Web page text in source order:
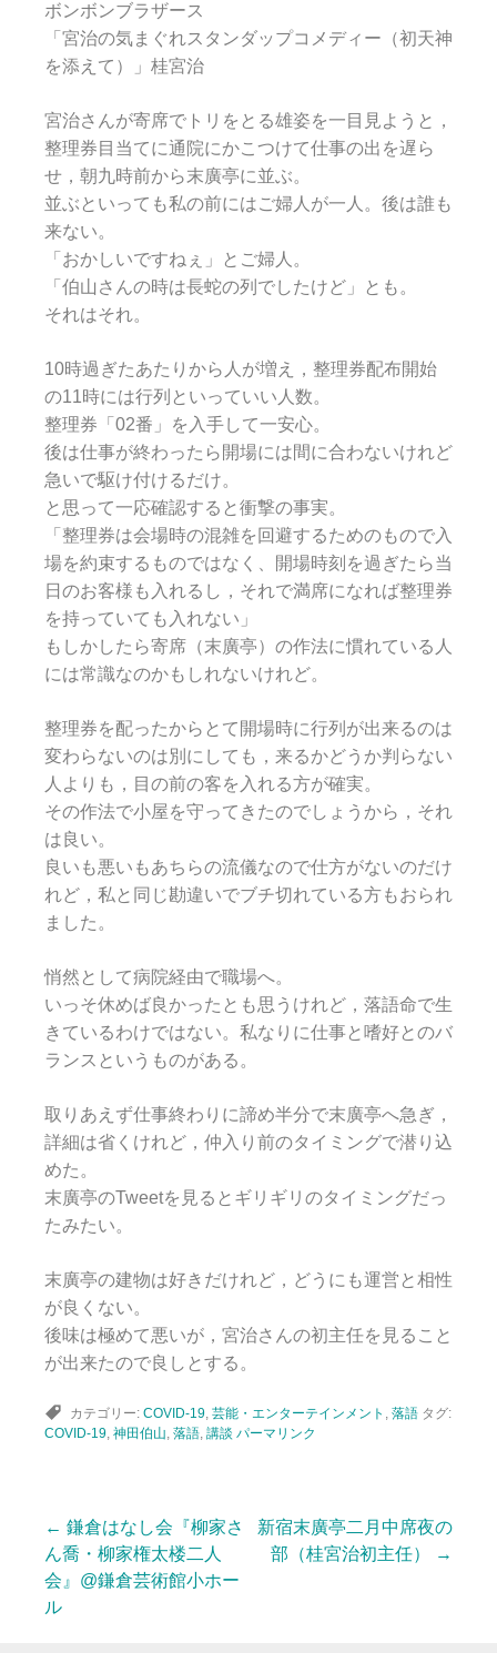
ボンボンブラザース
「宮治の気まぐれスタンダップコメディー（初天神
を添えて）」桂宮治
宮治さんが寄席でトリをとる雄姿を一目見ようと，
整理券目当てに通院にかこつけて仕事の出を遅ら
せ，朝九時前から末廣亭に並ぶ。
並ぶといっても私の前にはご婦人が一人。後は誰も
来ない。
「おかしいですねぇ」とご婦人。
「伯山さんの時は長蛇の列でしたけど」とも。
それはそれ。
10時過ぎたあたりから人が増え，整理券配布開始
の11時には行列といっていい人数。
整理券「02番」を入手して一安心。
後は仕事が終わったら開場には間に合わないけれど
急いで駆け付けるだけ。
と思って一応確認すると衝撃の事実。
「整理券は会場時の混雑を回避するためのもので入
場を約束するものではなく、開場時刻を過ぎたら当
日のお客様も入れるし，それで満席になれば整理券
を持っていても入れない」
もしかしたら寄席（末廣亭）の作法に慣れている人
には常識なのかもしれないけれど。
整理券を配ったからとて開場時に行列が出来るのは
変わらないのは別にしても，来るかどうか判らない
人よりも，目の前の客を入れる方が確実。
その作法で小屋を守ってきたのでしょうから，それ
は良い。
良いも悪いもあちらの流儀なので仕方がないのだけ
れど，私と同じ勘違いでブチ切れている方もおられ
ました。
悄然として病院経由で職場へ。
いっそ休めば良かったとも思うけれど，落語命で生
きているわけではない。私なりに仕事と嗜好とのバ
ランスというものがある。
取りあえず仕事終わりに諦め半分で末廣亭へ急ぎ，
詳細は省くけれど，仲入り前のタイミングで潜り込
めた。
末廣亭のTweetを見るとギリギリのタイミングだっ
たみたい。
末廣亭の建物は好きだけれど，どうにも運営と相性
が良くない。
後味は極めて悪いが，宮治さんの初主任を見ること
が出来たので良しとする。
カテゴリー: COVID-19, 芸能・エンターテインメント , 落語 タグ:
COVID-19, 神田伯山, 落語, 講談 パーマリンク
投
稿
← 鎌倉はなし会『柳家さ
ん喬・柳家権太楼二人
会』@鎌倉芸術館小ホー
ル
新宿末廣亭二月中席夜の
部（桂宮治初主任）
→